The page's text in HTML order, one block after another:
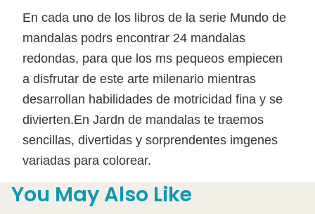
En cada uno de los libros de la serie Mundo de
mandalas podrs encontrar 24 mandalas
redondas, para que los ms pequeos empiecen
a disfrutar de este arte milenario mientras
desarrollan habilidades de motricidad fina y se
divierten.En Jardn de mandalas te traemos
sencillas, divertidas y sorprendentes imgenes
variadas para colorear.
You May Also Like